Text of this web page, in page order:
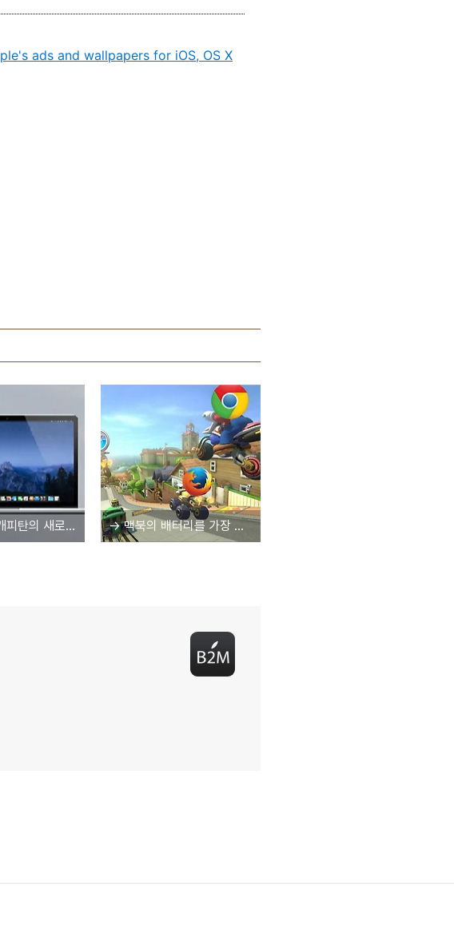
ads and wallpapers for iOS, OS X
→ OS X 엘 캐피탄의 새로운 공식 월페이퍼는 한국인 작품 → 맥북의 배터리를 가장 오래 쓰는 브라우저는 무엇일까?